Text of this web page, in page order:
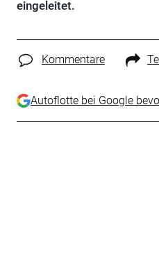
eingeleitet.
Kommentare
Autoflotte bei Google